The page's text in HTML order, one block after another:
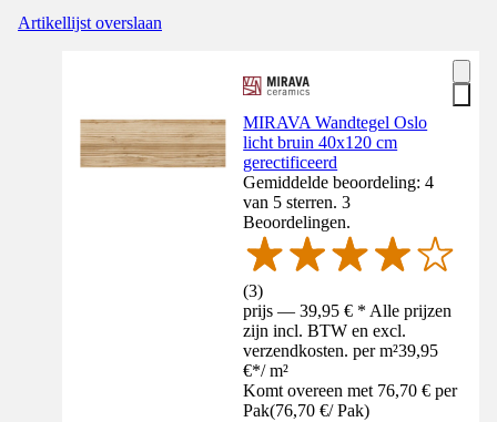
Artikellijst overslaan
MIRAVA Wandtegel Oslo
licht bruin 40x120 cm
gerectificeerd
Gemiddelde beoordeling: 4
van 5 sterren. 3
Beoordelingen.
(3)
prijs — 39,95 € * Alle prijzen
zijn incl. BTW en excl.
verzendkosten. per m²39,95
€*/ m²
Komt overeen met 76,70 € per
Pak(76,70 €/ Pak)